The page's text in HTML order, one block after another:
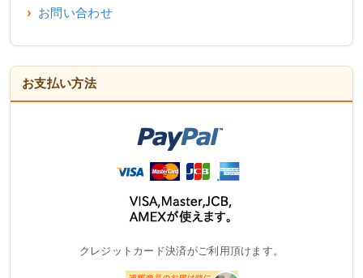
お問い合わせ
お支払い方法
クレジットカード決済がご利用頂けます。